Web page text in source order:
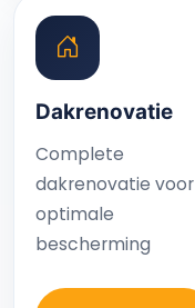
Dakrenovatie
Complete
dakrenovatie voor
optimale
bescherming